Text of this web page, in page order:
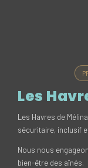
Les
Les Havres de
sécuritaire, inclusif
Nous nous
bien-être des aînés.